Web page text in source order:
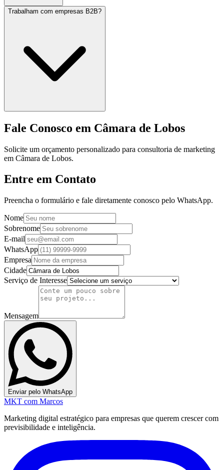
Trabalham com empresas B2B?
Fale Conosco em Câmara de Lobos
Solicite um orçamento personalizado para consultoria de marketing
em Câmara de Lobos.
Entre em Contato
Preencha o formulário e fale diretamente conosco pelo WhatsApp.
Nome
Sobrenome
E-mail
WhatsApp
Empresa
Cidade
Serviço de Interesse
Mensagem
Enviar pelo WhatsApp
MKT com Marcos
Marketing digital estratégico para empresas que querem crescer com
previsibilidade e inteligência.